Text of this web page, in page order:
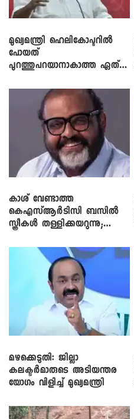
മുഖ്യമന്ത്രി ഹെലികോപ്ടറിൽ
പോയത്
പുറത്തുപറയാനാകാത്ത ഏത്
കാശ് വേണ്ടാത്ത
കെഎസ്ആർടിസി ബസിൽ
സ്ത്രീകൾ തള്ളിക്കയറുന്നു;
മഴക്കെടുതി: ജില്ലാ
കലക്ടർമാരുടെ അടിയന്തര
യോഗം വിളിച്ച് മുഖ്യമന്ത്രി